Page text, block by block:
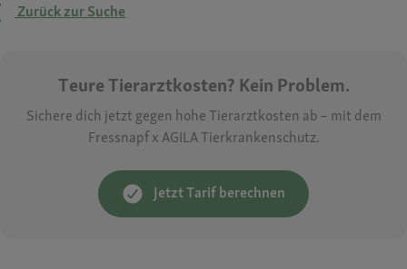
Zurück zur Suche
Teure Tierarztkosten? Kein Problem.
Sichere dich jetzt gegen hohe Tierarztkosten ab – mit dem
Fressnapf x AGILA Tierkrankenschutz.
Jetzt Tarif berechnen